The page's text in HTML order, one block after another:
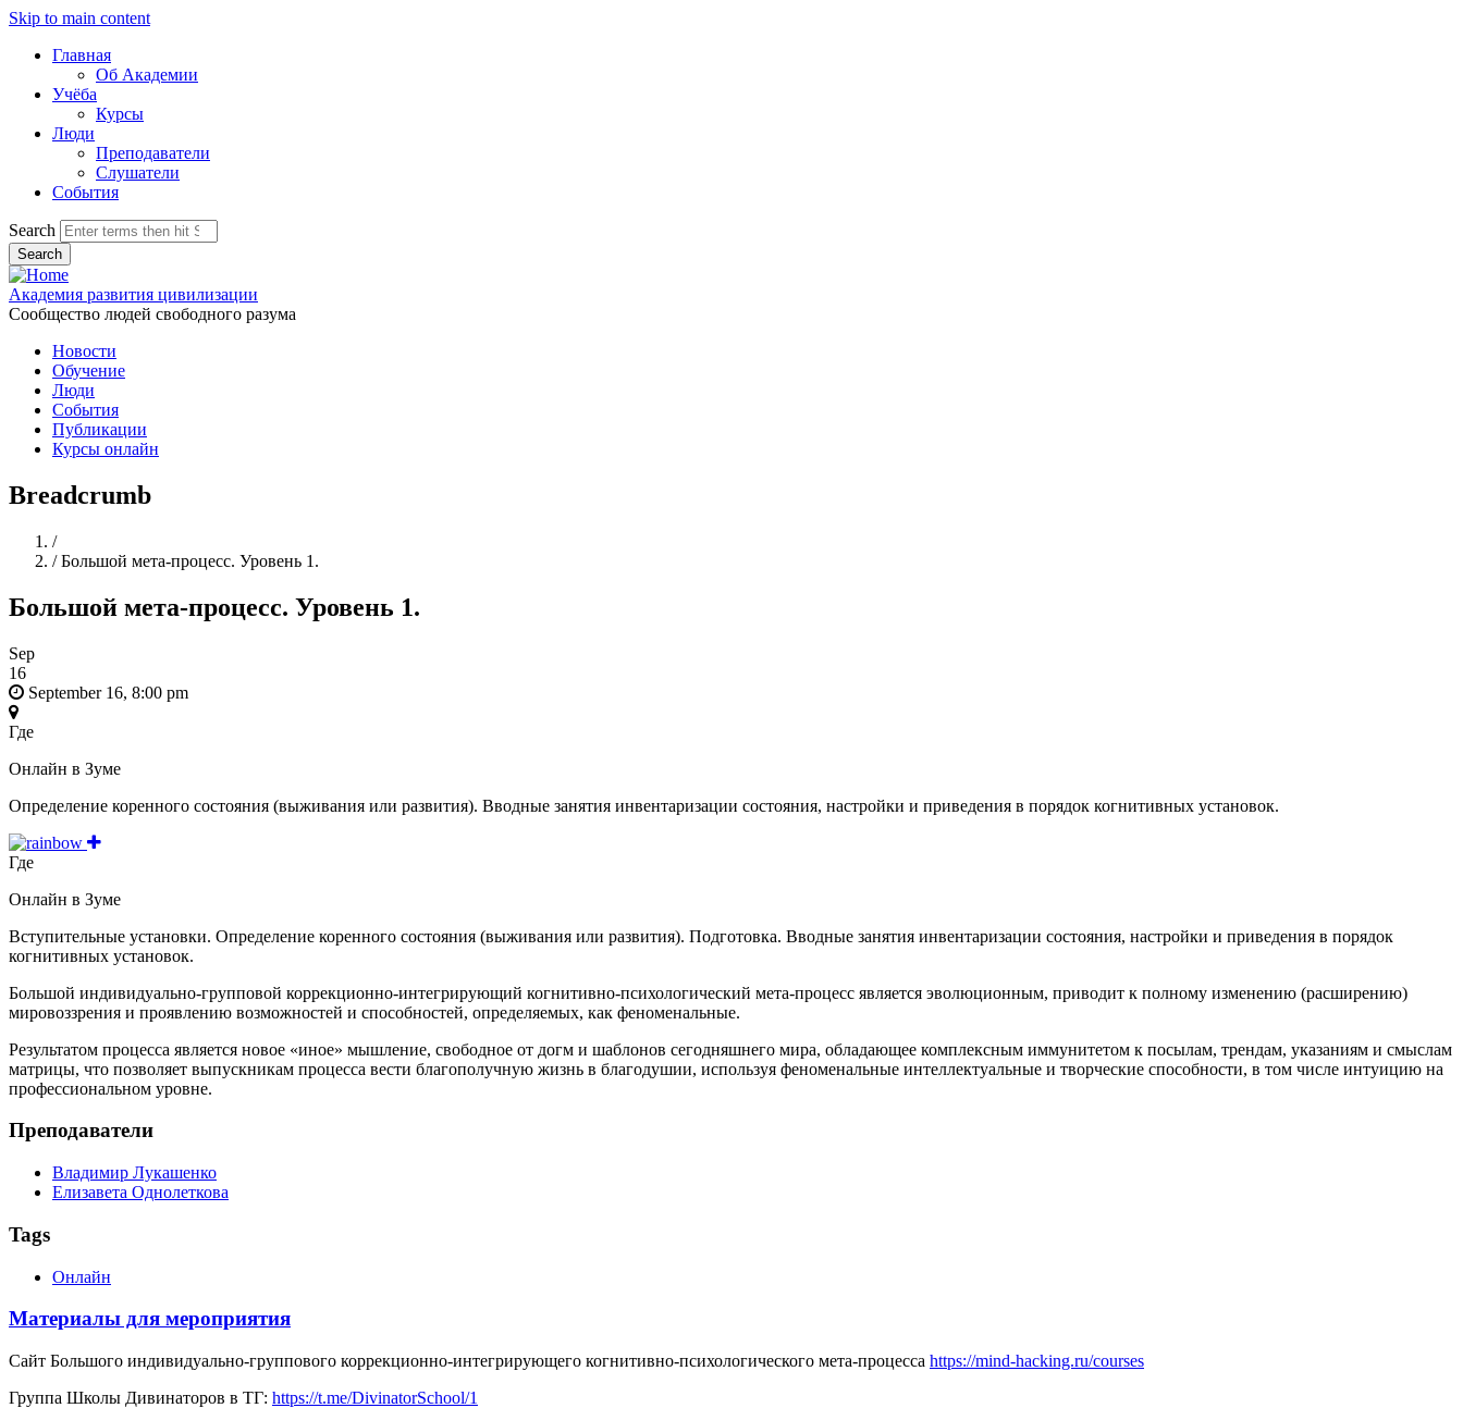
Skip to main content
Главная
Об Академии
Учёба
Курсы
Люди
Преподаватели
Слушатели
События
Search
Академия развития цивилизации
Сообщество людей свободного разума
Новости
Обучение
Люди
События
Публикации
Курсы онлайн
Breadcrumb
/Home
/ Большой мета-процесс. Уровень 1.
Большой мета-процесс. Уровень 1.
Sep
16
September 16, 8:00 pm
Где
Онлайн в Зуме
Определение коренного состояния (выживания или развития). Вводные занятия инвентаризации состояния, настройки и приведения в порядок когнитивных установок.
Где
Онлайн в Зуме
Вступительные установки. Определение коренного состояния (выживания или развития). Подготовка. Вводные занятия инвентаризации состояния, настройки и приведения в порядок
когнитивных установок.
Большой индивидуально-групповой коррекционно-интегрирующий когнитивно-психологический мета-процесс является эволюционным, приводит к полному изменению (расширению)
мировоззрения и проявлению возможностей и способностей, определяемых, как феноменальные.
Результатом процесса является новое «иное» мышление, свободное от догм и шаблонов сегодняшнего мира, обладающее комплексным иммунитетом к посылам, трендам, указаниям и смыслам
матрицы, что позволяет выпускникам процесса вести благополучную жизнь в благодушии, используя феноменальные интеллектуальные и творческие способности, в том числе интуицию на
профессиональном уровне.
Преподаватели
Владимир Лукашенко
Елизавета Однолеткова
Tags
Онлайн
Материалы для мероприятия
Сайт Большого индивидуально-группового коррекционно-интегрирующего когнитивно-психологического мета-процесса https://mind-hacking.ru/courses
Группа Школы Дивинаторов в ТГ: https://t.me/DivinatorSchool/1